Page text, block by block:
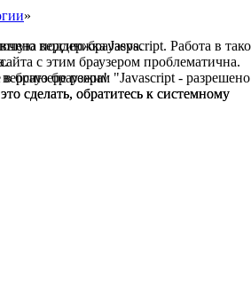
»
поддержка Jasvscript. Работа в
браузере режим "Javascript -
сделать, обратитесь к системному
версию браузера.
с этим браузером проблематична.
браузера!
сделать, обратитесь к системному